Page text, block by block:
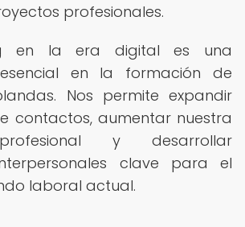
profesionales.
en la era digital es una
en la formación de
Nos permite expandir
contactos, aumentar nuestra
y desarrollar
clave para el
laboral actual.